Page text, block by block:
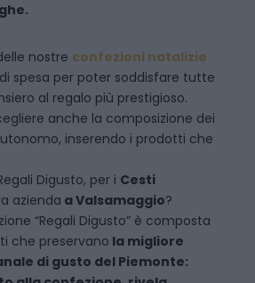
nostre confezioni natalizie
spesa per poter soddisfare tutte
al regalo più prestigioso.
anche la composizione dei
inserendo i prodotti che
Digusto, per i Cesti
azienda aValsamaggio?
“Regali Digusto” è composta
che preservano la migliore
di gusto del Piemonte: